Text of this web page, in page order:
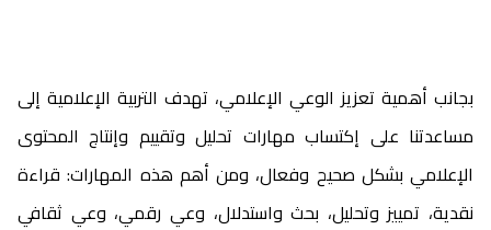
بجانب أهمية تعزيز الوعي الإعلامي، تهدف التربية الإعلامية إلى
مساعدتنا على إكتساب مهارات تحليل وتقييم وإنتاج المحتوى
الإعلامي بشكل صحيح وفعال، ومن أهم هذه المهارات: قراءة
نقدية، تمييز وتحليل، بحث واستدلال، وعي رقمي، وعي ثقافي